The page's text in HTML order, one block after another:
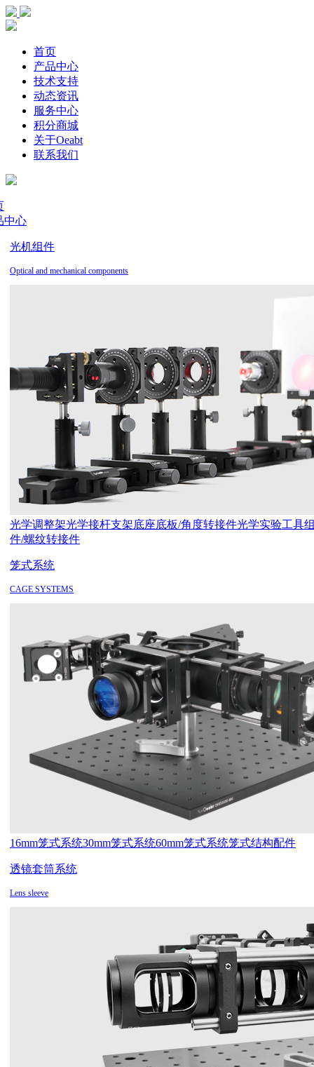
首页
产品中心
技术支持
动态资讯
服务中心
积分商城
关于Oeabt
联系我们
中心
光机组件
Optical and mechanical components
光学调整架光学接杆支架底座底板/角度转接件光学实验工具
件/螺纹转接件
笼式系统
CAGE SYSTEMS
16mm笼式系统30mm笼式系统60mm笼式系统笼式结构配件
透镜套筒系统
Lens sleeve